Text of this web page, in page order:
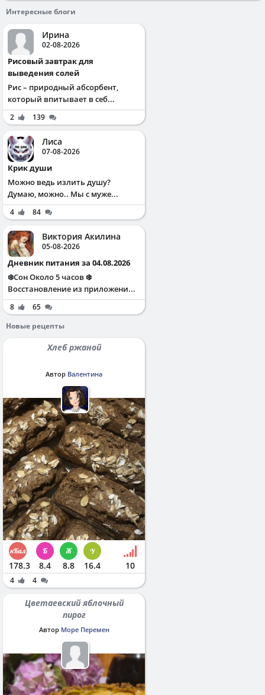
Интересные блоги
Ирина
02-08-2026
Рисовый завтрак для
выведения солей
Рис – природный абсорбент,
который впитывает в себ...
2 139
Лиса
07-08-2026
Крик души
Можно ведь излить душу?
Думаю, можно.. Мы с муже...
4 84
Виктория Акилина
05-08-2026
Дневник питания за 04.08.2026
❄️Сон Около 5 часов ❄️
Восстановление из приложени...
8
65
Новые рецепты
Хлеб ржаной
Автор Валентина
178.3 8.4 8.8 16.4 10
4 4
Цветаевский яблочный
пирог
Автор Море Перемен